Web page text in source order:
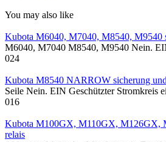
You may also like
Kubota M6040, M7040, M8540, M9540
M6040, M7040 M8540, M9540 Nein.
024
Kubota M8540 NARROW sicherung
Seile Nein. EIN Geschützter Stromkreis
016
Kubota M100GX, M110GX, M126GX,
relais